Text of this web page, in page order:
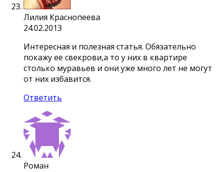
Лилия Краснопеева
24.02.2013
Интересная и полезная статья. Обязательно
покажу ее свекрови,а то у них в квартире
столько муравьев и они уже много лет не могут
от них избавится.
Ответить
Роман